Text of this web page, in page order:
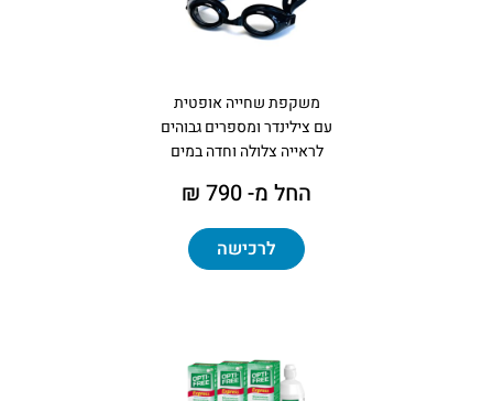
משקפת שחייה אופטית
עם צילינדר ומספרים גבוהים
לראייה צלולה וחדה במים
החל מ- 790 ₪
לרכישה